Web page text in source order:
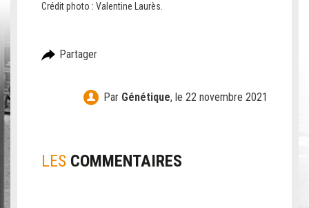
Crédit photo : Valentine Laurès.
Partager
Par Génétique, le 22 novembre 2021
LES COMMENTAIRES